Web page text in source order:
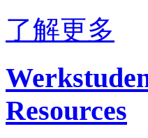
了解更多
Resources